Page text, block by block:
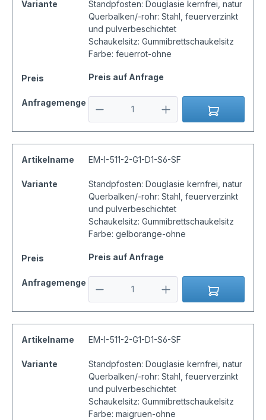
Variante
Standpfosten: Douglasie kernfrei, natur
Querbalken/-rohr: Stahl, feuerverzinkt
und pulverbeschichtet
Schaukelsitz: Gummibrettschaukelsitz
Farbe: feuerrot-ohne
Preis Preis auf Anfrage
Anfragemenge
Artikelname EM-I-511-2-G1-D1-S6-SF
Variante
Standpfosten: Douglasie kernfrei, natur
Querbalken/-rohr: Stahl, feuerverzinkt
und pulverbeschichtet
Schaukelsitz: Gummibrettschaukelsitz
Farbe: gelborange-ohne
Preis Preis auf Anfrage
Anfragemenge
Artikelname EM-I-511-2-G1-D1-S6-SF
Variante
Standpfosten: Douglasie kernfrei, natur
Querbalken/-rohr: Stahl, feuerverzinkt
und pulverbeschichtet
Schaukelsitz: Gummibrettschaukelsitz
Farbe: maigruen-ohne